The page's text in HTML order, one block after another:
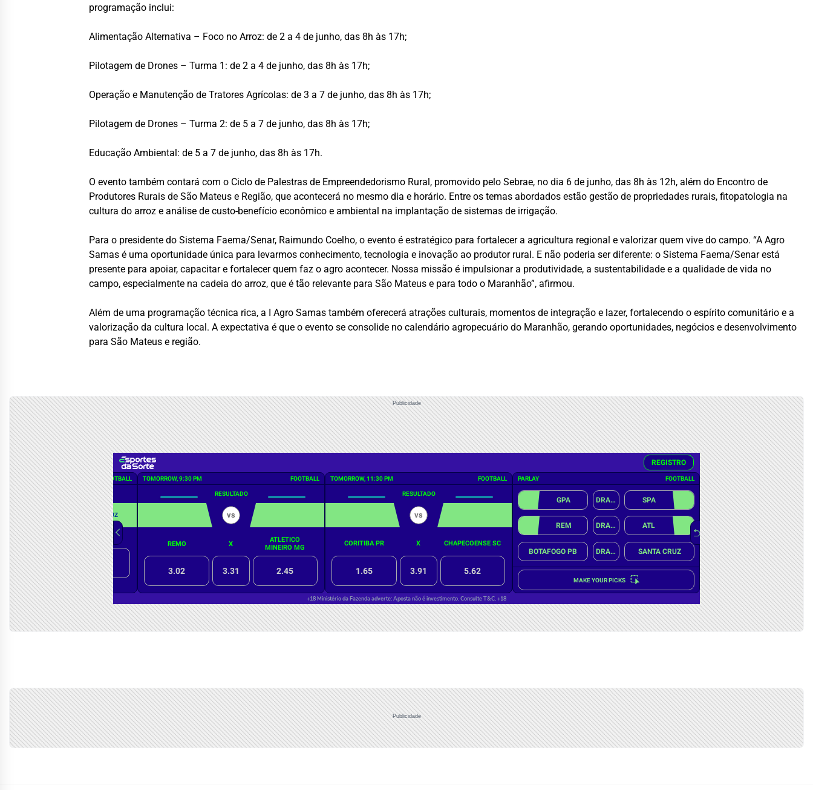
programação inclui:
Alimentação Alternativa – Foco no Arroz: de 2 a 4 de junho, das 8h às 17h;
Pilotagem de Drones – Turma 1: de 2 a 4 de junho, das 8h às 17h;
Operação e Manutenção de Tratores Agrícolas: de 3 a 7 de junho, das 8h às 17h;
Pilotagem de Drones – Turma 2: de 5 a 7 de junho, das 8h às 17h;
Educação Ambiental: de 5 a 7 de junho, das 8h às 17h.
O evento também contará com o Ciclo de Palestras de Empreendedorismo Rural, promovido pelo Sebrae, no dia 6 de junho, das 8h às 12h, além do Encontro de
Produtores Rurais de São Mateus e Região, que acontecerá no mesmo dia e horário. Entre os temas abordados estão gestão de propriedades rurais, fitopatologia na
cultura do arroz e análise de custo-benefício econômico e ambiental na implantação de sistemas de irrigação.
Para o presidente do Sistema Faema/Senar, Raimundo Coelho, o evento é estratégico para fortalecer a agricultura regional e valorizar quem vive do campo. “A Agro
Samas é uma oportunidade única para levarmos conhecimento, tecnologia e inovação ao produtor rural. E não poderia ser diferente: o Sistema Faema/Senar está
presente para apoiar, capacitar e fortalecer quem faz o agro acontecer. Nossa missão é impulsionar a produtividade, a sustentabilidade e a qualidade de vida no
campo, especialmente na cadeia do arroz, que é tão relevante para São Mateus e para todo o Maranhão”, afirmou.
Além de uma programação técnica rica, a I Agro Samas também oferecerá atrações culturais, momentos de integração e lazer, fortalecendo o espírito comunitário e a
valorização da cultura local. A expectativa é que o evento se consolide no calendário agropecuário do Maranhão, gerando oportunidades, negócios e desenvolvimento
para São Mateus e região.
Publicidade
Publicidade